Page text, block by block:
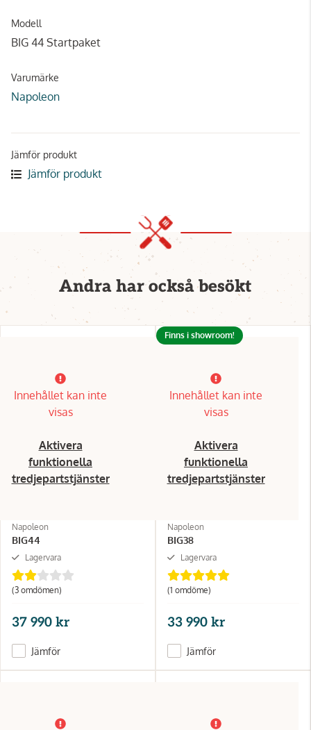
Modell
BIG 44 Startpaket
Varumärke
Napoleon
Jämför produkt
Jämför produkt
Andra har också besökt
Innehållet kan inte
visas
Aktivera
funktionella
tredjepartstjänster
Napoleon
BIG44
Lagervara
(3 omdömen)
37 990 kr
Jämför
Innehållet kan inte
visas
Aktivera
funktionella
tredjepartstjänster
Napoleon
BIG38
Lagervara
(1 omdöme)
Finns i showroom!
33 990 kr
Jämför